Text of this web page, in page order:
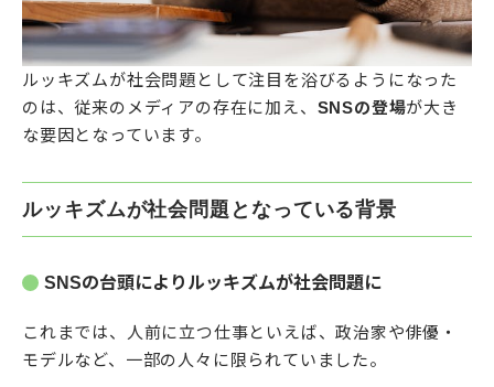
ルッキズムが社会問題として注目を浴びるようになった
のは、従来のメディアの存在に加え、 SNSの登場が大き
な要因となっています。
ルッキズムが社会問題となっている背景
SNSの台頭によりルッキズムが社会問題に
これまでは、人前に立つ仕事といえば、政治家や俳優・
モデルなど、一部の人々に限られていました。